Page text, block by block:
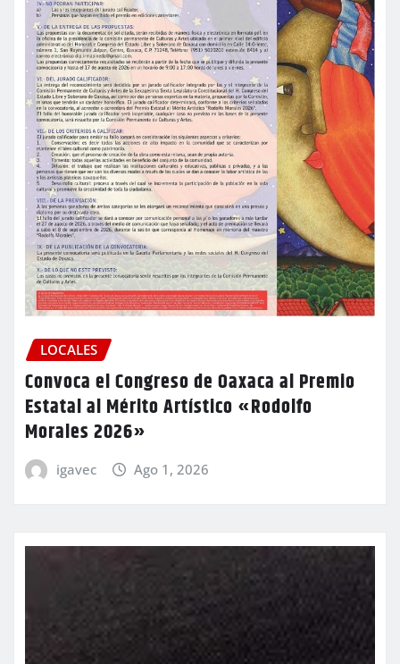
LOCALES
Convoca el Congreso de Oaxaca al Premio
Estatal al Mérito Artístico «Rodolfo
Morales 2026»
igavec Ago 1, 2026